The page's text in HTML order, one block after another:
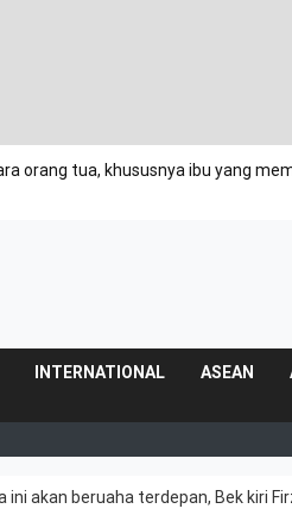
orang tua, khususnya ibu yang
INTERNATIONAL ASEAN
ini akan beruaha terdepan, Bek kiri